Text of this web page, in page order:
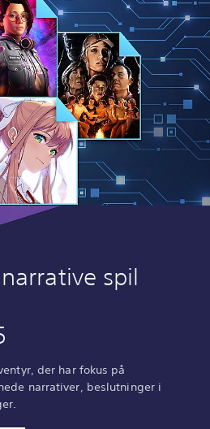
spil
der har fokus på
narrativer, beslutninger i